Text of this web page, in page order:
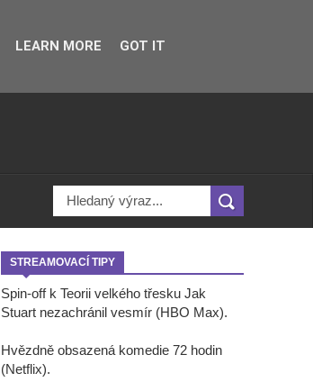
STREAMOVACÍ TIPY
Spin-off k Teorii velkého třesku Jak
Stuart nezachránil vesmír (HBO Max).
Hvězdně obsazená komedie 72 hodin
(Netflix).
LEARN MORE GOT IT